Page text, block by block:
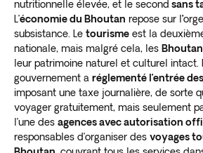
nutritionnelle élevée, et le second sans
L’économie du Bhoutan repose sur l ’
subsistance. Le tourisme est la
nationale, mais malgré cela, les
leur patrimoine naturel et culturel intact.
gouvernement a réglementé l’entrée
imposant une taxe journalière, de sorte
voyager gratuitement, mais seulement
l’une des agences avec autorisation
responsables d’organiser des voyages